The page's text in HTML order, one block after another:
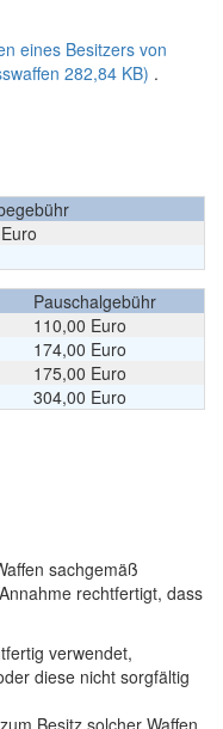
eines Besitzers von
282,84 KB) .
Pauschalgebühr
110,00 Euro
174,00 Euro
175,00 Euro
304,00 Euro
sachgemäß
rechtfertigt, dass
verwendet,
diese nicht sorgfältig
Besitz solcher Waffen